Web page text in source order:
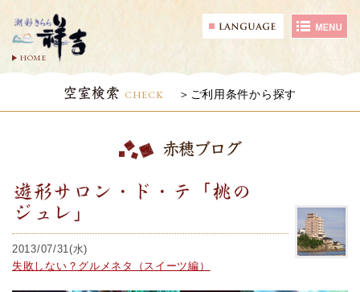
HOME
空室検索 CHECK ご利用条件から探す
赤穂ブログ
遊形サロン・ド・テ「桃の
ジュレ」
2013/07/31(水)
失敗しない？グルメネタ（スイーツ編）